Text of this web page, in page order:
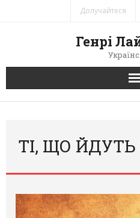
Долучайтеся
Генрі
Головна
Книги
ТІ, ЩО